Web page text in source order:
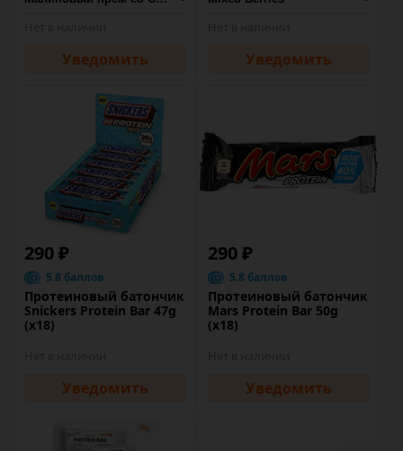
Уведомить Уведомить
290 ₽
5.8 баллов
Протеиновый батончик
Snickers Protein Bar 47g
(х18)
Уведомить
290 ₽
5.8 баллов
Протеиновый батончик
Mars Protein Bar 50g
(x18)
Уведомить